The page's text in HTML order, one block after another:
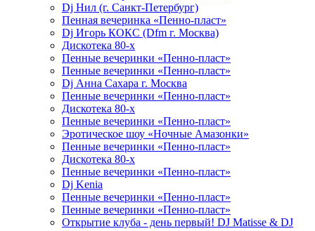
Dj Нил (г. Санкт-Петербург)
Пенная вечеринка «Пенно-пласт»
Dj Игорь КОКС (Dfm г. Москва)
Дискотека 80-х
Пенные вечеринки «Пенно-пласт»
Пенные вечеринки «Пенно-пласт»
Dj Анна Сахара г. Москва
Пенные вечеринки «Пенно-пласт»
Дискотека 80-х
Пенные вечеринки «Пенно-пласт»
Эротическое шоу «Ночные Амазонки»
Пенные вечеринки «Пенно-пласт»
Дискотека 80-х
Пенные вечеринки «Пенно-пласт»
Dj Kenia
Пенные вечеринки «Пенно-пласт»
Пенные вечеринки «Пенно-пласт»
Открытие клуба - день первый! DJ Matisse & DJ